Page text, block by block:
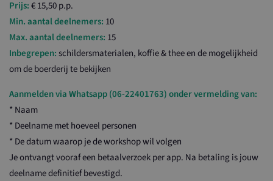
Prijs:€ 15,50 p.p.
Min. aantal deelnemers: 10
Max. aantal deelnemers: 15
Inbegrepen: schildersmaterialen, koffie & thee en de mogelijkheid
om de boerderij te bekijken
Aanmelden via Whatsapp (06-22401763) onder vermelding van:
* Naam
* Deelname met hoeveel personen
* De datum waarop je de workshop wil volgen
Je ontvangt vooraf een betaalverzoek per app. Na betaling is jouw
deelname definitief bevestigd.